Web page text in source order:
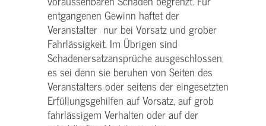
entgangenen Gewinn haftet der
Veranstalter nur bei Vorsatz und grober
Fahrlässigkeit. Im Übrigen sind
Schadenersatzansprüche ausgeschlossen,
es sei denn sie beruhen von Seiten des
Veranstalters oder seitens der eingesetzten
Erfüllungsgehilfen auf Vorsatz, auf grob
fahrlässigem Verhalten oder auf der